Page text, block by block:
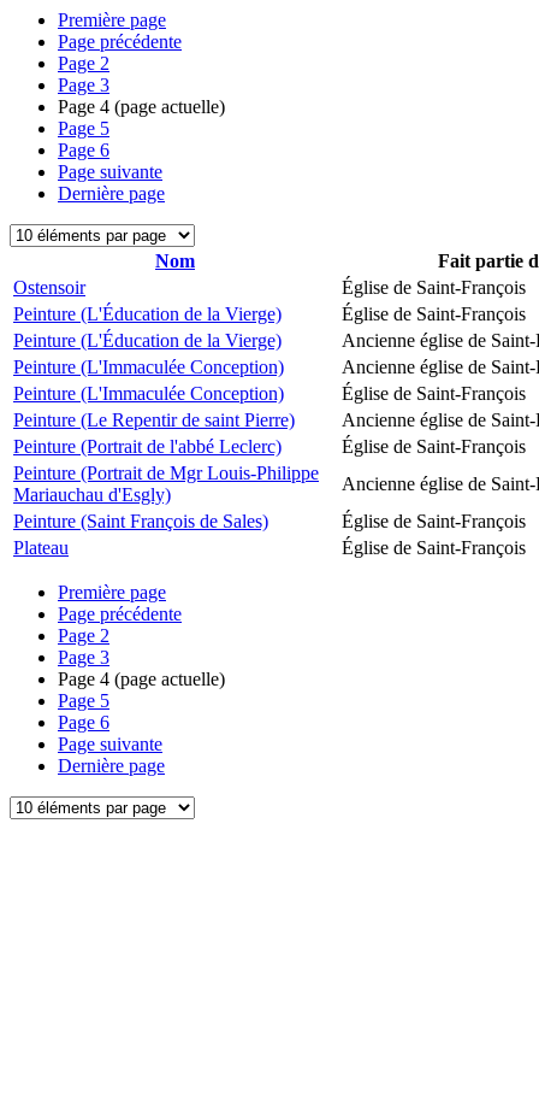
Première page
Page précédente
Page 2
Page 3
Page 4 (page actuelle)
Page 5
Page 6
Page suivante
Dernière page
Nom
Fait partie
Ostensoir
Église de Saint-François
Peinture (L'Éducation de la Vierge)
Église de Saint-François
Peinture (L'Éducation de la Vierge)
Ancienne église de Saint-
Peinture (L'Immaculée Conception)
Ancienne église de Saint-
Peinture (L'Immaculée Conception)
Église de Saint-François
Peinture (Le Repentir de saint Pierre)
Ancienne église de Saint-
Peinture (Portrait de l'abbé Leclerc)
Église de Saint-François
Peinture (Portrait de Mgr Louis-Philippe
Mariauchau d'Esgly)
Ancienne église de Saint-
Peinture (Saint François de Sales)
Église de Saint-François
Plateau
Église de Saint-François
Première page
Page précédente
Page 2
Page 3
Page 4 (page actuelle)
Page 5
Page 6
Page suivante
Dernière page